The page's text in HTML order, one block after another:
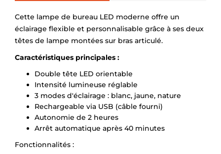
Cette lampe de bureau LED moderne offre un
éclairage flexible et personnalisable grâce à ses deux
têtes de lampe montées sur bras articulé.
Caractéristiques principales :
Double tête LED orientable
Intensité lumineuse réglable
3 modes d'éclairage : blanc, jaune, nature
Rechargeable via USB (câble fourni)
Autonomie de 2 heures
Arrêt automatique après 40 minutes
Fonctionnalités :